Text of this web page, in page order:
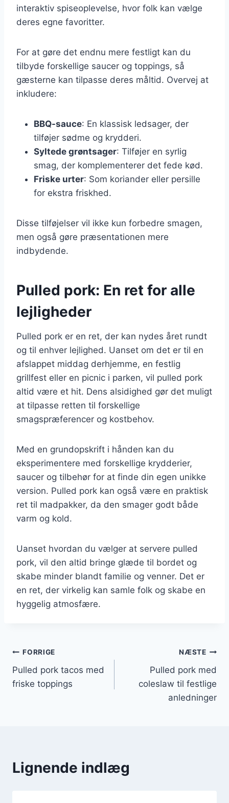
interaktiv spiseoplevelse, hvor folk kan vælge
deres egne favoritter.
For at gøre det endnu mere festligt kan du
tilbyde forskellige saucer og toppings, så
gæsterne kan tilpasse deres måltid. Overvej at
inkludere:
BBQ-sauce: En klassisk ledsager, der
tilføjer sødme og krydderi.
Syltede grøntsager: Tilføjer en syrlig
smag, der komplementerer det fede kød.
Friske urter: Som koriander eller persille
for ekstra friskhed.
Disse tilføjelser vil ikke kun forbedre smagen,
men også gøre præsentationen mere
indbydende.
Pulled pork: En ret for alle
lejligheder
Pulled pork er en ret, der kan nydes året rundt
og til enhver lejlighed. Uanset om det er til en
afslappet middag derhjemme, en festlig
grillfest eller en picnic i parken, vil pulled pork
altid være et hit. Dens alsidighed gør det muligt
at tilpasse retten til forskellige
smagspræferencer og kostbehov.
Med en grundopskrift i hånden kan du
eksperimentere med forskellige krydderier,
saucer og tilbehør for at finde din egen unikke
version. Pulled pork kan også være en praktisk
ret til madpakker, da den smager godt både
varm og kold.
Uanset hvordan du vælger at servere pulled
pork, vil den altid bringe glæde til bordet og
skabe minder blandt familie og venner. Det er
en ret, der virkelig kan samle folk og skabe en
hyggelig atmosfære.
Indlægsnavigation
FORRIGE
Pulled pork tacos med
friske toppings
NÆSTE
Pulled pork med
coleslaw til festlige
anledninger
Lignende indlæg